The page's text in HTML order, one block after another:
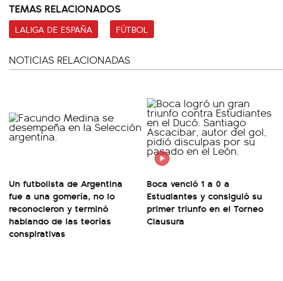
TEMAS RELACIONADOS
LALIGA DE ESPAÑA FÚTBOL
NOTICIAS RELACIONADAS
Un futbolista de Argentina
fue a una gomería, no lo
reconocieron y terminó
hablando de las teorías
conspirativas
Boca venció 1 a 0 a
Estudiantes y consiguió su
primer triunfo en el Torneo
Clausura